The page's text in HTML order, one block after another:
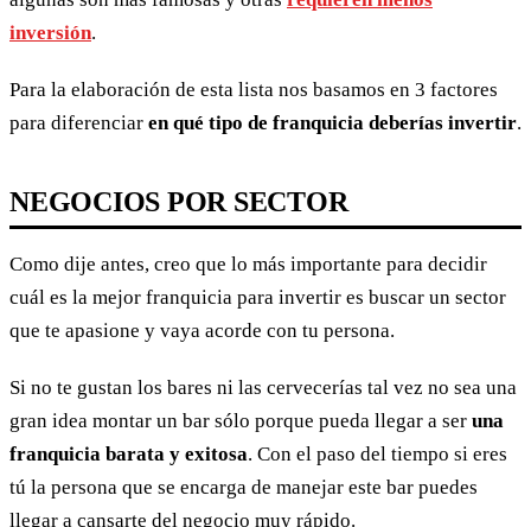
inversión.
Para la elaboración de esta lista nos basamos en 3 factores
para diferenciar en qué tipo de franquicia deberías invertir.
NEGOCIOS POR SECTOR
Como dije antes, creo que lo más importante para decidir
cuál es la mejor franquicia para invertir es buscar un sector
que te apasione y vaya acorde con tu persona.
Si no te gustan los bares ni las cervecerías tal vez no sea una
gran idea montar un bar sólo porque pueda llegar a ser una
franquicia barata y exitosa. Con el paso del tiempo si eres
tú la persona que se encarga de manejar este bar puedes
llegar a cansarte del negocio muy rápido.